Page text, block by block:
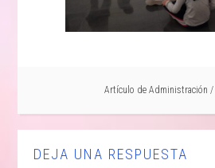
Artículo de Administración /
DEJA UNA RESPUESTA